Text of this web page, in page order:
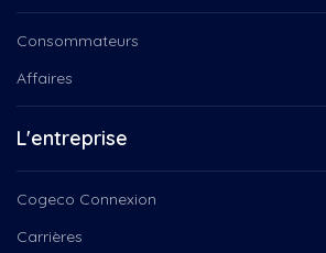
Opération Nez Rouge
Orchestre Philharmonique
PADD-E
Popote roulante
Consommateurs
Affaires
L'entreprise
Cogeco Connexion
Carrières